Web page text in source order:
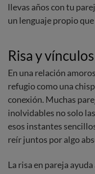
llevas años con tu
un lenguaje propio
Risa y
En una relación
refugio como una
conexión. Muchas
inolvidables no solo
esos instantes
reír juntos por algo
La risa en pareja ayuda